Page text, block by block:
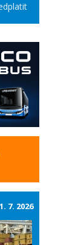
7. 2026